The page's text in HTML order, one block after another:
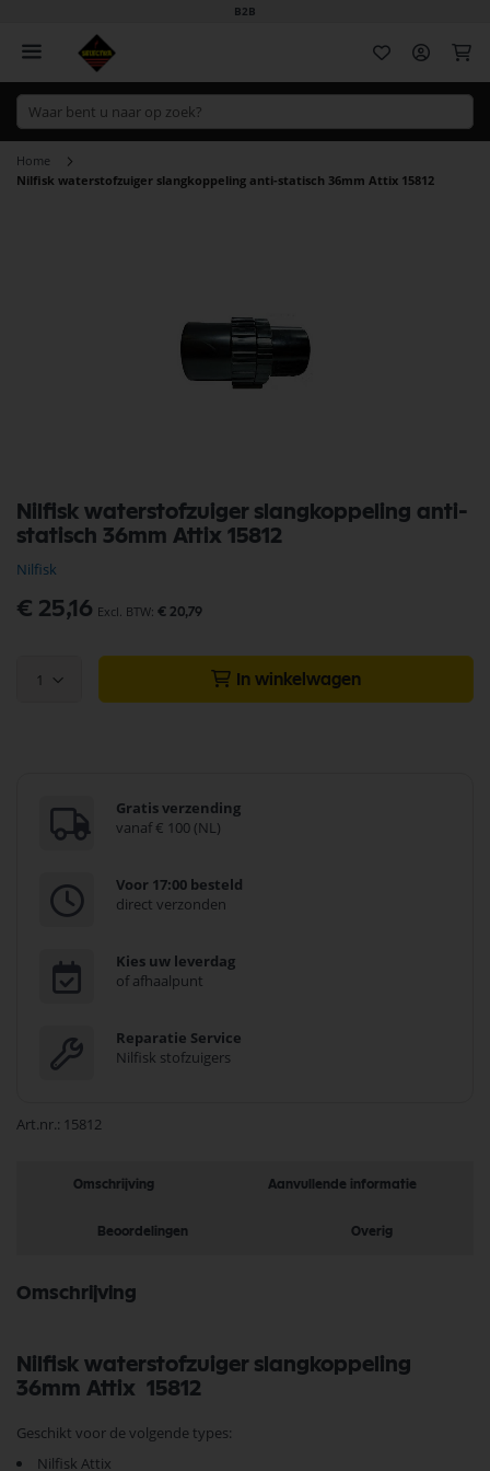
B2B
Home
Nilfisk waterstofzuiger slangkoppeling anti-statisch 36mm Attix 15812
Nilfisk waterstofzuiger slangkoppeling anti-
statisch 36mm Attix 15812
Nilfisk
€ 25,16 € 20,79
1 In winkelwagen
Gratis verzending
vanaf € 100 (NL)
Voor 17:00 besteld
direct verzonden
Kies uw leverdag
of afhaalpunt
Reparatie Service
Nilfisk stofzuigers
Art.nr. 15812
naar
het
van
de
afbeeldingen-
Omschrijving Aanvullende informatie
Beoordelingen Overig
Omschrijving
Nilfisk waterstofzuiger slangkoppeling
36mm Attix 15812
Geschikt voor de volgende types:
Nilfisk Attix